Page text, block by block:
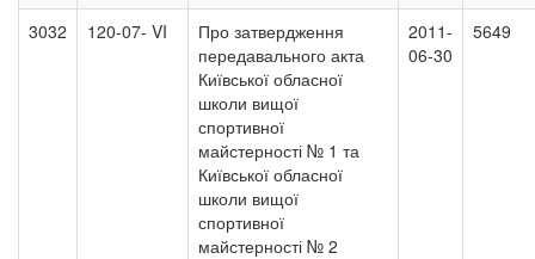
3032 120-07- VI
Про затвердження
передавального акта
Київської обласної
школи вищої
спортивної
майстерності № 1 та
Київської обласної
школи вищої
спортивної
майстерності № 2
2011-
06-30
5649